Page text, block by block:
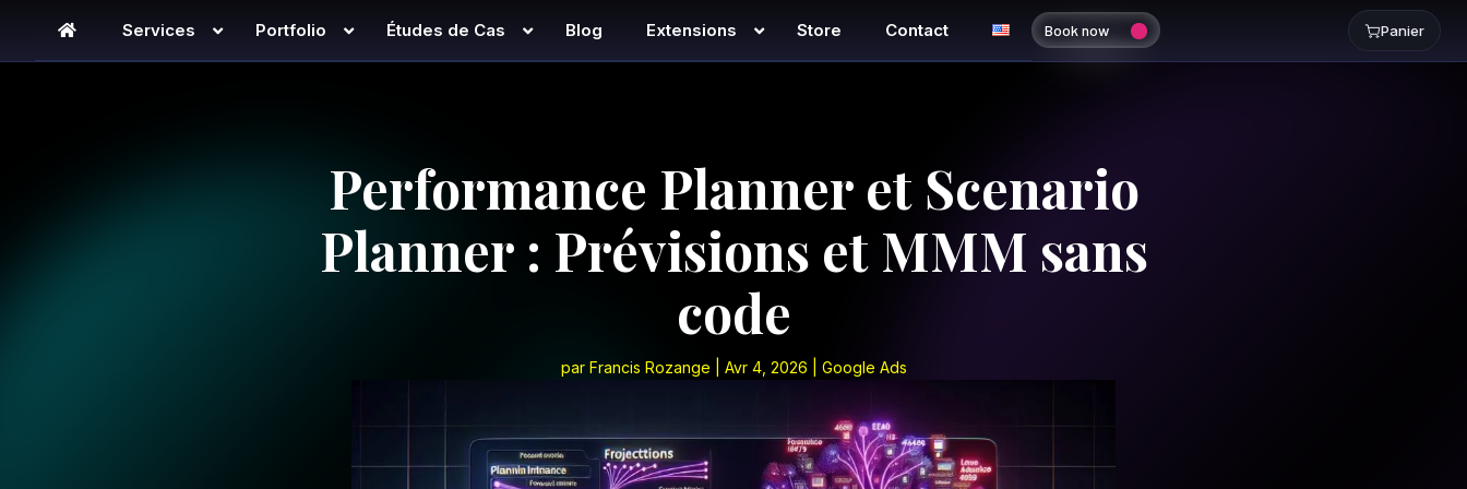
Services Portfolio Études de Cas Blog Extensions Store Contact Book now
Performance Planner et Scenario
Planner : Prévisions et MMM sans
code
par Francis Rozange Avr 4, 2026 Google Ads
Panier